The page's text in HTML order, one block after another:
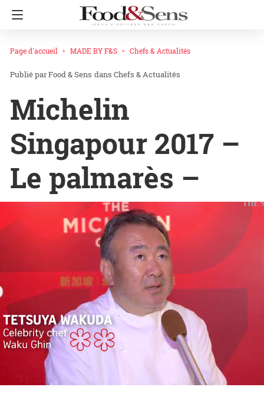
Page d'accueil MADE BY F&S Chefs & Actualités
Food & Sens dans Chefs & Actualités
Michelin
Singapour 2017 –
Le palmarès –